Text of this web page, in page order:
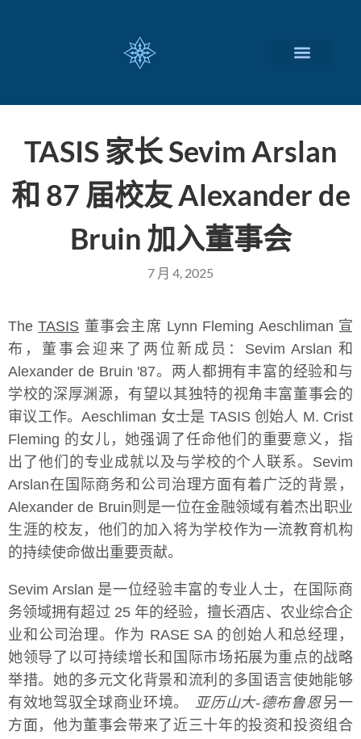
TASIS 家长 Sevim Arslan
和 87 届校友 Alexander de
Bruin 加入董事会
7 月 4, 2025
TheTASIS 董事会主席 Lynn Fleming Aeschliman 宣
布，董事会迎来了两位新成员：Sevim Arslan 和
Alexander de Bruin '87。两人都拥有丰富的经验和与
学校的深厚渊源，有望以其独特的视角丰富董事会的
审议工作。Aeschliman 女士是 TASIS 创始人 M. Crist
Fleming 的女儿，她强调了任命他们的重要意义，指
出了他们的专业成就以及与学校的个人联系。Sevim
Arslan在国际商务和公司治理方面有着广泛的背景，
Alexander de Bruin则是一位在金融领域有着杰出职业
生涯的校友，他们的加入将为学校作为一流教育机构
的持续使命做出重要贡献。
Sevim Arslan 是一位经验丰富的专业人士，在国际商
务领域拥有超过 25 年的经验，擅长酒店、农业综合企
业和公司治理。作为 RASE SA 的创始人和总经理，
她领导了以可持续增长和国际市场拓展为重点的战略
举措。她的多元文化背景和流利的多国语言使她能够
有效地驾驭全球商业环境。
亚历山大-德布鲁恩另一
方面，他为董事会带来了近三十年的投资和投资组合